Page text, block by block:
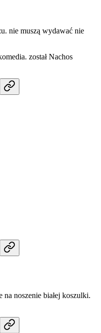
nie muszą wydawać nie
został Nachos
na noszenie białej koszulki.